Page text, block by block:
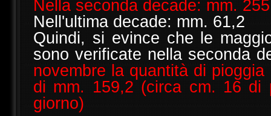
Nella seconda decade: mm.
Nell'ultima decade: mm. 61,2
Quindi, si evince che le
sono verificate nella seconda
novembre la quantità di
di mm. 159,2 (circa cm. 16 di
giorno)